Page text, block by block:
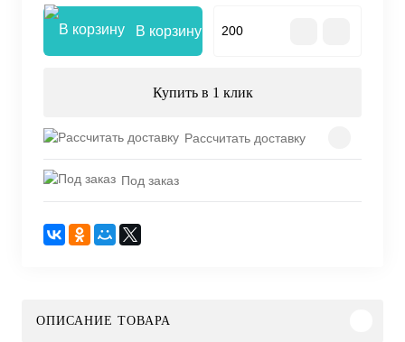
В корзину
Купить в 1 клик
Рассчитать доставку
Под заказ
ОПИСАНИЕ ТОВАРА